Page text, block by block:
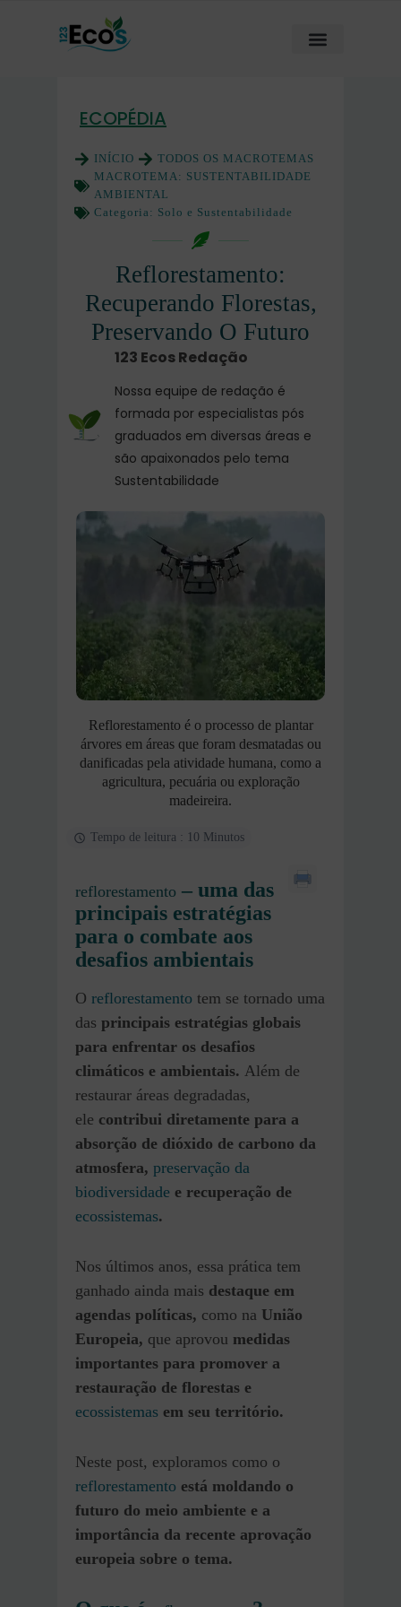
ECOPÉDIA
INÍCIO
TODOS OS MACROTEMAS
MACROTEMA: SUSTENTABILIDADE
AMBIENTAL
Categoria: Solo e Sustentabilidade
Reflorestamento:
Recuperando Florestas,
Preservando O Futuro
123 Ecos Redação
Nossa equipe de redação é
formada por especialistas pós
graduados em diversas áreas e
são apaixonados pelo tema
Sustentabilidade
Reflorestamento é o processo de plantar
árvores em áreas que foram desmatadas ou
danificadas pela atividade humana, como a
agricultura, pecuária ou exploração
madeireira.
Tempo de leitura : 10 Minutos
reflorestamento – uma das
principais estratégias
para o combate aos
desafios ambientais
O reflorestamento tem se tornado uma
das principais estratégias globais
para enfrentar os desafios
climáticos e ambientais. Além de
restaurar áreas degradadas,
ele contribui diretamente para a
absorção de dióxido de carbono da
atmosfera, preservação da
biodiversidade e recuperação de
ecossistemas.
Nos últimos anos, essa prática tem
ganhado ainda mais destaque em
agendas políticas, como na União
Europeia, que aprovou medidas
importantes para promover a
restauração de florestas e
ecossistemas em seu território.
Neste post, exploramos como o
reflorestamento está moldando o
futuro do meio ambiente e a
importância da recente aprovação
europeia sobre o tema.